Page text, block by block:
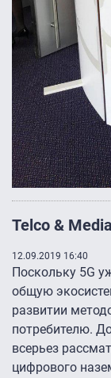
Telco &
12.09.2019 16:40
Поскольку 5G
общую
развитии
потребителю.
всерьез
цифрового